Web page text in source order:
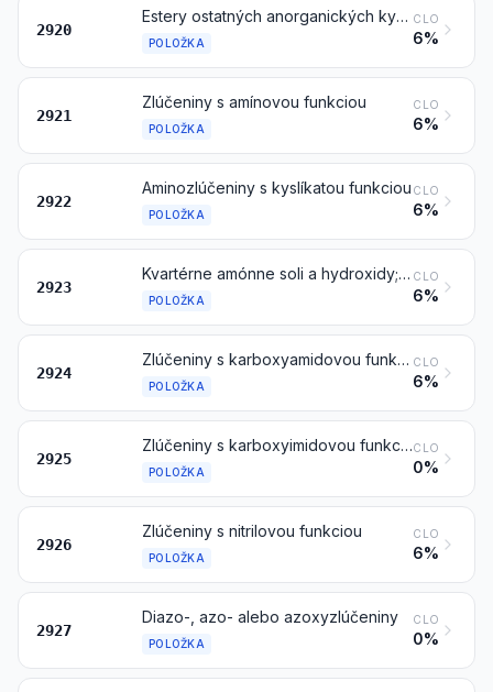
2920
Estery ostatných anorganických kyselín nekovov (okrem esterov halogénvodíkov) a ich soli; ich halogén-, sulfo-, nitro- alebo nitrózoderiváty
POLOŽKA
CLO
6%
2921
Zlúčeniny s amínovou funkciou
POLOŽKA
CLO
6%
2922
Aminozlúčeniny s kyslíkatou funkciou
POLOŽKA
CLO
6%
2923
Kvartérne amónne soli a hydroxidy; lecitíny a ostatné fosfoaminolipidy, tiež chemicky definované
POLOŽKA
CLO
6%
2924
Zlúčeniny s karboxyamidovou funkciou; zlúčeniny kyseliny uhličitej s amidovou funkciou
POLOŽKA
CLO
6%
2925
Zlúčeniny s karboxyimidovou funkciou (vrátane sacharínu a jeho solí) a zlúčeniny s imínovou funkciou
POLOŽKA
CLO
0%
2926
Zlúčeniny s nitrilovou funkciou
POLOŽKA
CLO
6%
2927
Diazo-, azo- alebo azoxyzlúčeniny
POLOŽKA
CLO
0%